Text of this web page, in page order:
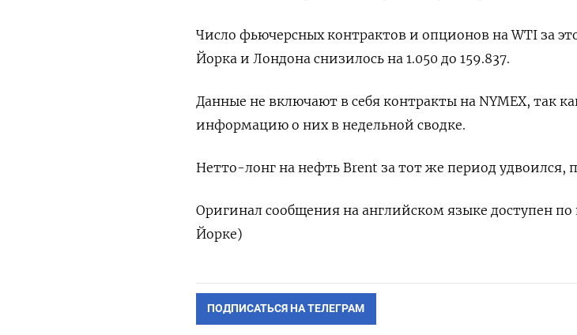
Число фьючерсных контрактов и опционов на WTI за
Йорка и Лондона снизилось на 1.050 до 159.837.
Данные не включают в себя контракты на NYMEX, так
информацию о них в недельной сводке.
Нетто-лонг на нефть Brent за тот же период удвоился,
Оригинал сообщения на английском языке доступен
Йорке)
ПОДПИСАТЬСЯ НА ТЕЛЕГРАМ